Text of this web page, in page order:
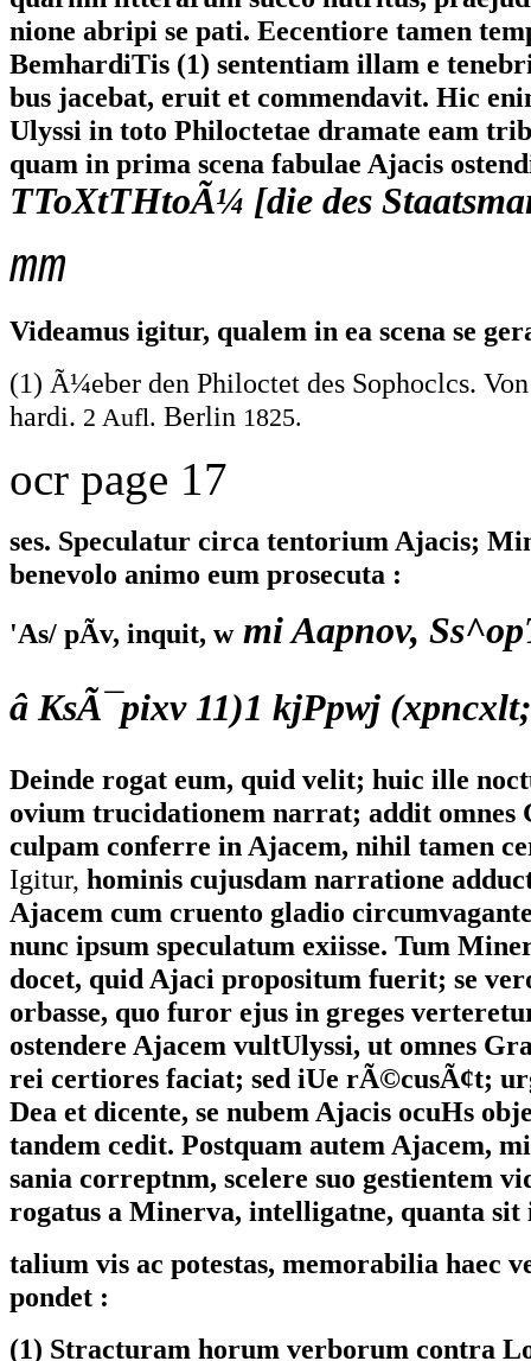
nione abripi se pati. Eecentiore tamen
BemhardiTis (1) sententiam illam e
bus jacebat, eruit et commendavit. Hic
Ulyssi in toto Philoctetae dramate eam
quam in prima scena fabulae Ajacis
TToXtTHtoÃ¼ [die des
mm
Videamus igitur, qualem in ea scena se
(1) Ã¼eber den Philoctet des Sophoclcs.
hardi. 2 Aufl. Berlin 1825.
ocr page 17
ses. Speculatur circa tentorium Ajacis;
benevolo animo eum prosecuta :
'As/ pÃv, inquit, wmi Aapnov,
â KsÃ¯pixv 11)1 kjPpwj
Deinde rogat eum, quid velit; huic ille
ovium trucidationem narrat; addit omnes
culpam conferre in Ajacem, nihil tamen
Igitur, hominis cujusdam narratione
Ajacem cum cruento gladio
nunc ipsum speculatum exiisse. Tum
docet, quid Ajaci propositum fuerit; se
orbasse, quo furor ejus in greges
ostendere Ajacem vultUlyssi, ut omnes
rei certiores faciat; sed iUe rÃ©cusÃ¢t;
Dea et dicente, se nubem Ajacis ocuHs
tandem cedit. Postquam autem Ajacem,
sania correptnm, scelere suo gestientem
rogatus a Minerva, intelligatne, quanta sit
talium vis ac potestas, memorabilia haec
pondet :
(1) Stracturam horum verborum contra